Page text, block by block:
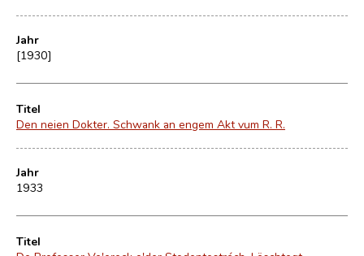
Jahr
[1930]
Titel
Den neien Dokter. Schwank an engem Akt vum R. R.
Jahr
1933
Titel